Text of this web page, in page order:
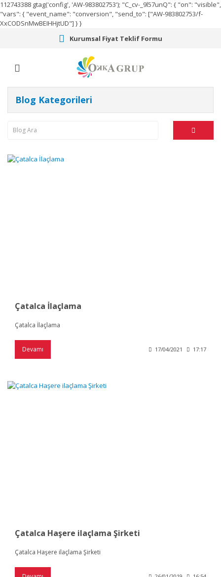
112743388 gtag('config', 'AW-983802753'); "C_cv-_9l57unQ": { "on": "visible",
"vars": { "event_name": "conversion", "send_to": ["AW-983802753/f-
XxCODSnMwBEIHHjtUD"] } }
Kurumsal Fiyat Teklif Formu
Blog Kategorileri
Çatalca İlaçlama
Çatalca İlaçlama
Devamı 17/04/2021 17:17
Çatalca Haşere ilaçlama Şirketi
Çatalca Haşere ilaçlama Şirketi